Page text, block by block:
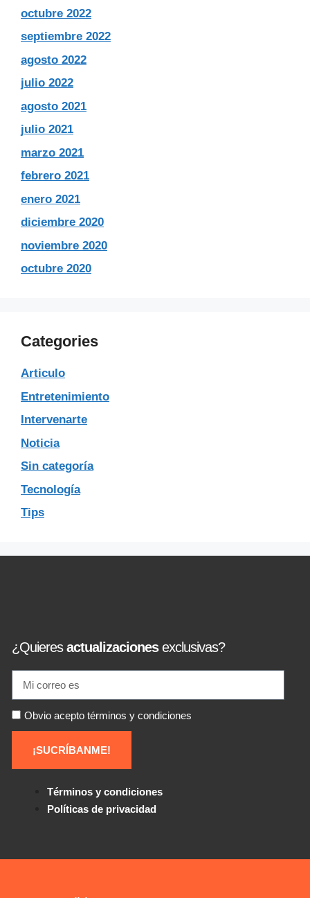
octubre 2022
septiembre 2022
agosto 2022
julio 2022
agosto 2021
julio 2021
marzo 2021
febrero 2021
enero 2021
diciembre 2020
noviembre 2020
octubre 2020
Categories
Articulo
Entretenimiento
Intervenarte
Noticia
Sin categoría
Tecnología
Tips
¿Quieresactualizacionesexclusivas?
Obvio acepto términos y condiciones
¡SUCRÍBANME!
Términos y condiciones
Políticas de privacidad